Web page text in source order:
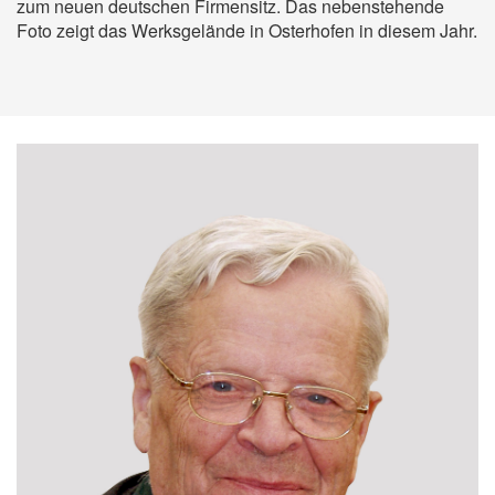
zum neuen deutschen Firmensitz. Das nebenstehende
Foto zeigt das Werksgelände in Osterhofen in diesem Jahr.
groß geschrieben.
zum neuen deutschen Firmensitz. Das nebenstehende
Foto zeigt das Werksgelände in Osterhofen in diesem Jahr.